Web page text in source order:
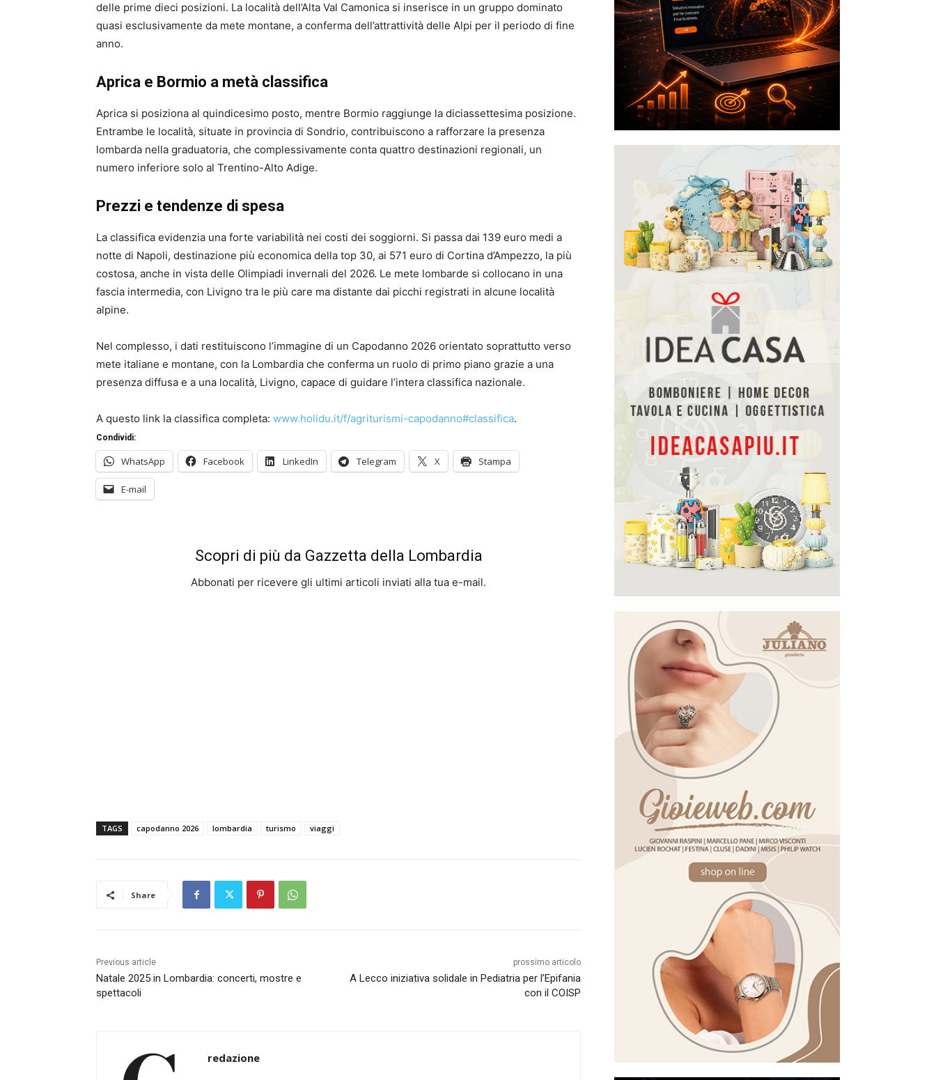
delle prime dieci posizioni. La località dell’Alta Val Camonica si inserisce in un gruppo dominato
quasi esclusivamente da mete montane, a conferma dell’attrattività delle Alpi per il periodo di fine
anno.
Aprica e Bormio a metà classifica
Aprica si posiziona al quindicesimo posto, mentre Bormio raggiunge la diciassettesima posizione.
Entrambe le località, situate in provincia di Sondrio, contribuiscono a rafforzare la presenza
lombarda nella graduatoria, che complessivamente conta quattro destinazioni regionali, un
numero inferiore solo al Trentino-Alto Adige.
Prezzi e tendenze di spesa
La classifica evidenzia una forte variabilità nei costi dei soggiorni. Si passa dai 139 euro medi a
notte di Napoli, destinazione più economica della top 30, ai 571 euro di Cortina d’Ampezzo, la più
costosa, anche in vista delle Olimpiadi invernali del 2026. Le mete lombarde si collocano in una
fascia intermedia, con Livigno tra le più care ma distante dai picchi registrati in alcune località
alpine.
Nel complesso, i dati restituiscono l’immagine di un Capodanno 2026 orientato soprattutto verso
mete italiane e montane, con la Lombardia che conferma un ruolo di primo piano grazie a una
presenza diffusa e a una località, Livigno, capace di guidare l’intera classifica nazionale.
A questo link la classifica completa: www.holidu.it/f/agriturismi-capodanno#classifica.
Condividi:
WhatsApp Facebook LinkedIn Telegram X Stampa
E-mail
Scopri di più da Gazzetta della Lombardia
Abbonati per ricevere gli ultimi articoli inviati alla tua e-mail.
TAGS capodanno 2026 lombardia turismo viaggi
Share
Previous article
Natale 2025 in Lombardia: concerti, mostre e
spettacoli
prossimo articolo
A Lecco iniziativa solidale in Pediatria per l’Epifania
con il COISP
redazione